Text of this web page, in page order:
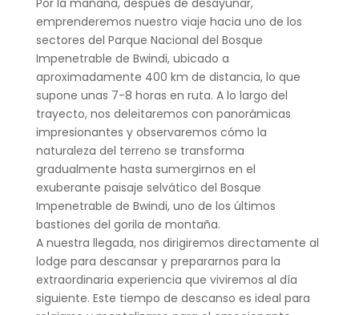
emprenderemos nuestro viaje hacia uno de los
sectores del Parque Nacional del Bosque
Impenetrable de Bwindi, ubicado a
aproximadamente 400 km de distancia, lo que
supone unas 7-8 horas en ruta. A lo largo del
trayecto, nos deleitaremos con panorámicas
impresionantes y observaremos cómo la
naturaleza del terreno se transforma
gradualmente hasta sumergirnos en el
exuberante paisaje selvático del Bosque
Impenetrable de Bwindi, uno de los últimos
bastiones del gorila de montaña.
A nuestra llegada, nos dirigiremos directamente al
lodge para descansar y prepararnos para la
extraordinaria experiencia que viviremos al día
siguiente. Este tiempo de descanso es ideal para